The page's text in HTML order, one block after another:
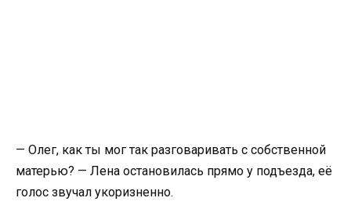
— Олег, как ты мог так разговаривать с собственной
матерью? — Лена остановилась прямо у подъезда, её
голос звучал укоризненно.